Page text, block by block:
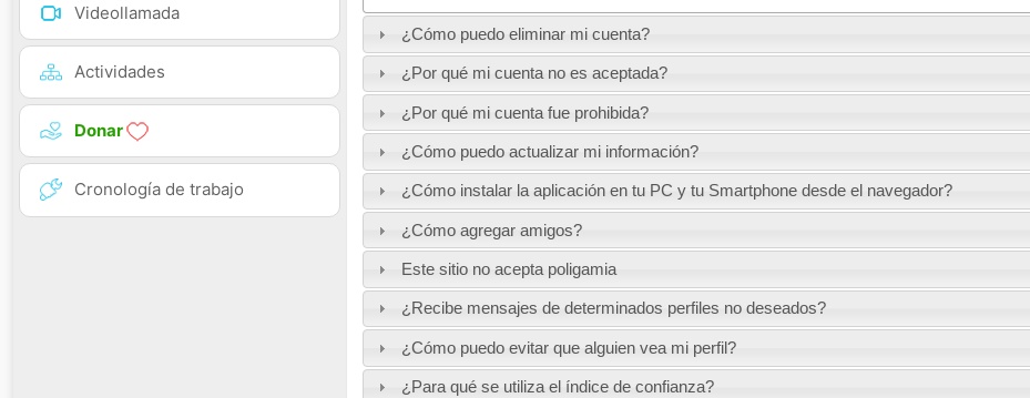
Videollamada
Actividades
Donar
Cronología de trabajo
¿Cómo puedo eliminar mi cuenta?
¿Por qué mi cuenta no es aceptada?
¿Por qué mi cuenta fue prohibida?
¿Cómo puedo actualizar mi información?
¿Cómo instalar la aplicación en tu PC y tu Smartphone desde el navegador?
¿Cómo agregar amigos?
Este sitio no acepta poligamia
¿Recibe mensajes de determinados perfiles no deseados?
¿Cómo puedo evitar que alguien vea mi perfil?
¿Para qué se utiliza el índice de confianza?